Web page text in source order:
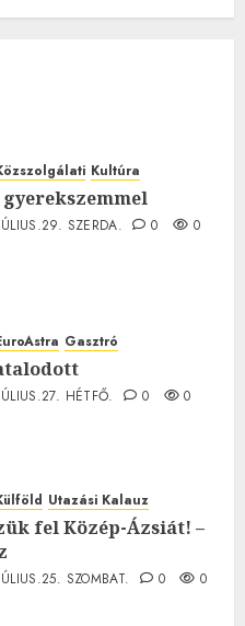
Kultúra
gyerekszemmel
SZERDA. 0 0
Gasztró
HÉTFŐ. 0 0
Utazási Kalauz
fel Közép-Ázsiát! –
SZOMBAT. 0 0